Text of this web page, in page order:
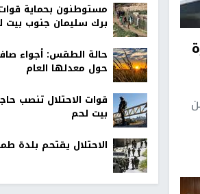
مستوطنون بحماية
برك سليمان جنوب بيت
حالة الطقس: أجواء
حول معدلها العام
قوات الاحتلال تنصب
بيت لحم
الاحتلال يقتحم بلدة